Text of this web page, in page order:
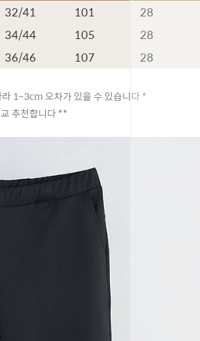
32/41 101 28
34/44 105 28
36/46 107 28
1~3cm 오차가 있을 수 있습니다 *
추천합니다 **